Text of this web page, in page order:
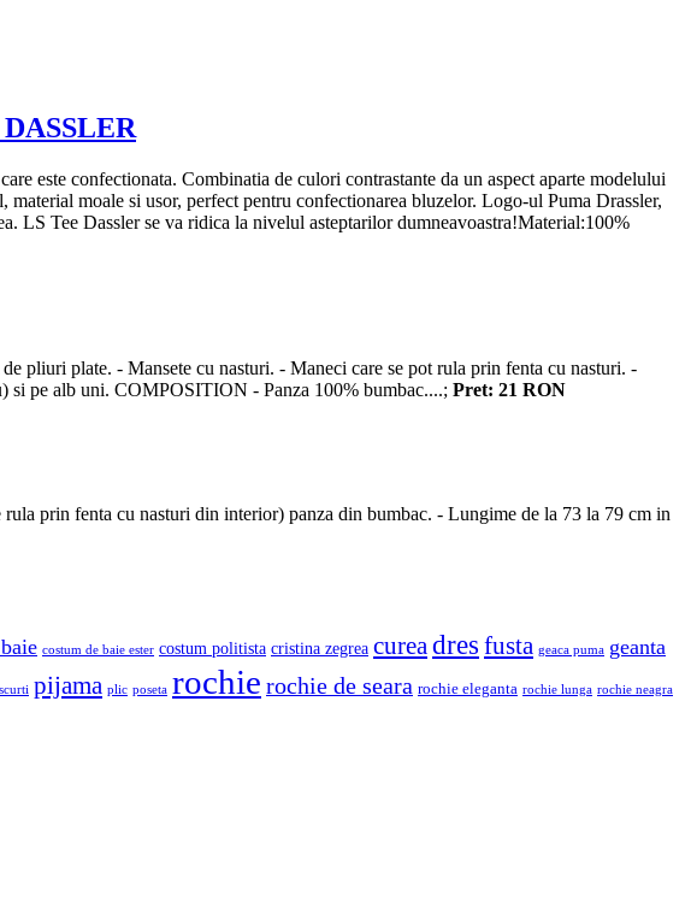
este confectionata. Combinatia de culori contrastante da un aspect aparte modelului
moale si usor, perfect pentru confectionarea bluzelor. Logo-ul Puma Drassler,
LS Tee Dassler se va ridica la nivelul asteptarilor dumneavoastra!Material:100%
pliuri plate. - Mansete cu nasturi. - Maneci care se pot rula prin fenta cu nasturi. -
pe alb uni. COMPOSITION - Panza 100% bumbac....; Pret: 21 RON
prin fenta cu nasturi din interior) panza din bumbac. - Lungime de la 73 la 79 cm in
costum de baie ester costum politista cristina zegrea cureadres fusta geaca puma geanta
pijama plic poseta rochie rochie de seara rochie eleganta rochie lunga rochie neagra